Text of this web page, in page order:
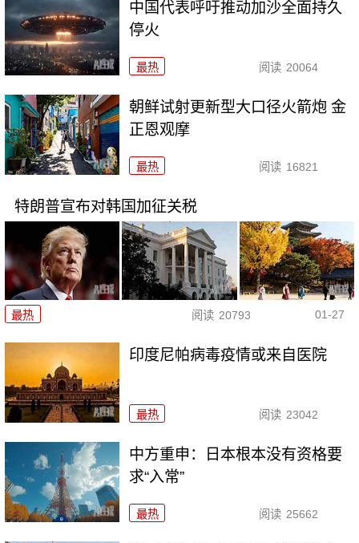
中国代表呼吁推动加沙全面持久
停火
最热 阅读 20064
朝鲜试射更新型大口径火箭炮 金
正恩观摩
最热 阅读 16821
特朗普宣布对韩国加征关税
最热 阅读 20793 01-27
印度尼帕病毒疫情或来自医院
最热 阅读 23042
中方重申：日本根本没有资格要
求“入常”
最热 阅读 25662